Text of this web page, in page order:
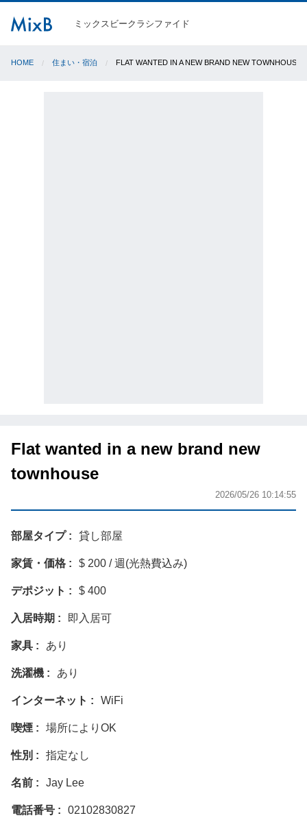
ミックスビークラシファイド
HOME 住まい・宿泊 FLAT WANTED IN A NEW BRAND NEW TOWNHOUSE
Flat wanted in a new brand new
townhouse
2026/05/26 10:14:55
部屋タイプ 貸し部屋
家賃・価格 $ 200 / 週(光熱費込み)
デポジット $ 400
入居時期 即入居可
家具 あり
洗濯機 あり
インターネット WiFi
喫煙 場所によりOK
性別 指定なし
名前 Jay Lee
電話番号 02102830827